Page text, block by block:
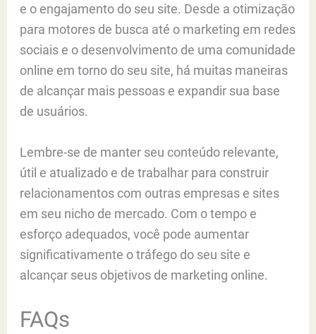
e o engajamento do seu site. Desde a otimização
para motores de busca até o marketing em redes
sociais e o desenvolvimento de uma comunidade
online em torno do seu site, há muitas maneiras
de alcançar mais pessoas e expandir sua base
de usuários.
Lembre-se de manter seu conteúdo relevante,
útil e atualizado e de trabalhar para construir
relacionamentos com outras empresas e sites
em seu nicho de mercado. Com o tempo e
esforço adequados, você pode aumentar
significativamente o tráfego do seu site e
alcançar seus objetivos de marketing online.
FAQs